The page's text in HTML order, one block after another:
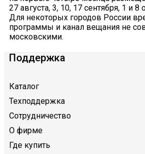
27 августа, 3, 10, 17 сентября, 1 и 8
Для некоторых городов России
программы и канал вещания не
московскими.
Поддержка
Каталог
Техподдержка
Сотрудничество
О фирме
Где купить